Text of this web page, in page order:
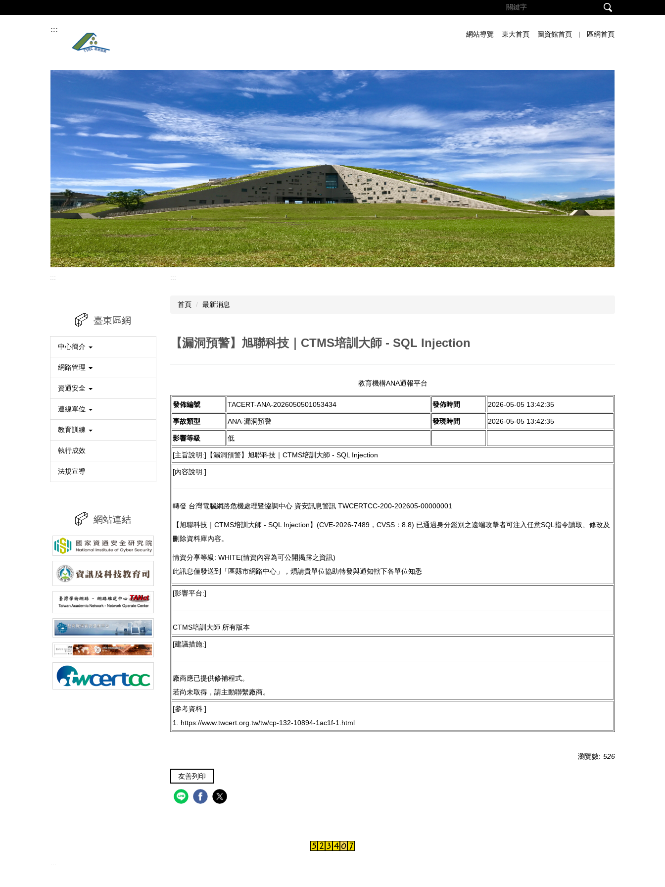
到
:::
網站導覽 東大首頁 圖資館首頁 區網首頁
:::
臺東區網
中心簡介
網路管理
資通安全
連線單位
教育訓練
執行成效
法規宣導
網站連結
:::
首頁 最新消息
【漏洞預警】旭聯科技｜CTMS培訓大師 - SQL Injection
教育機構ANA通報平台
發佈編號 TACERT-ANA-2026050501053434 發佈時間 2026-05-05 13:42:35
事故類型 ANA-漏洞預警 發現時間 2026-05-05 13:42:35
影響等級 低
[主旨說明:]【漏洞預警】旭聯科技｜CTMS培訓大師 - SQL Injection
[內容說明:]
轉發 台灣電腦網路危機處理暨協調中心 資安訊息警訊 TWCERTCC-200-202605-00000001
【旭聯科技｜CTMS培訓大師 - SQL Injection】(CVE-2026-7489，CVSS：8.8) 已通過身分鑑別之遠端攻擊者可注入任意SQL指令讀取、修改及
刪除資料庫內容。
情資分享等級: WHITE(情資內容為可公開揭露之資訊)
此訊息僅發送到「區縣市網路中心」，煩請貴單位協助轉發與通知轄下各單位知悉
[影響平台:]
CTMS培訓大師 所有版本
[建議措施:]
廠商應已提供修補程式。
若尚未取得，請主動聯繫廠商。
[參考資料:]
1. https://www.twcert.org.tw/tw/cp-132-10894-1ac1f-1.html
瀏覽數: 526
友善列印
:::